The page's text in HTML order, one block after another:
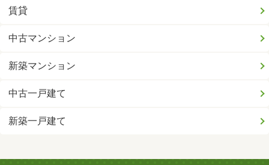
賃貸
中古マンション
新築マンション
中古一戸建て
新築一戸建て